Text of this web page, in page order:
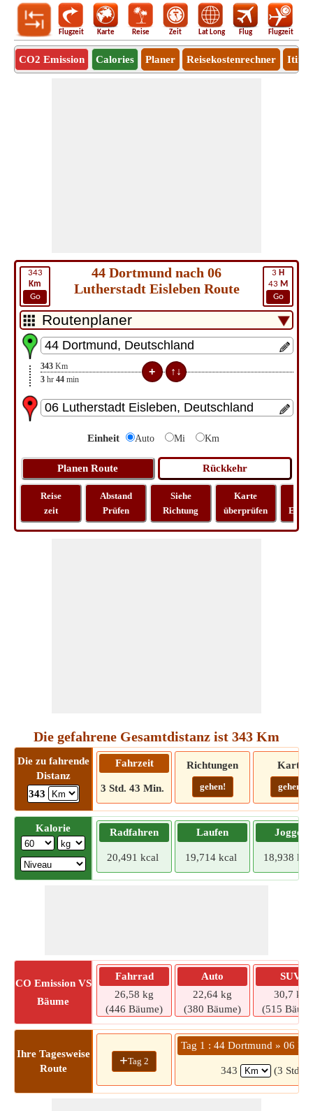
Flugzeit Karte Reise Zeit Lat Long Flug Flugzeit
CO2 Emission Calories Planer Reisekostenrechner
343
Km
Go
3 H
43 M
Go
44 Dortmund nach 06
Lutherstadt Eisleben Route
343 Km
3 hr 44 min
Einheit Auto Mi Km
Reise
zeit
Abstand
Prüfen
Siehe
Richtung
Karte
überprüfen
Die gefahrene Gesamtdistanz ist 343 Km
Die zu fahrende
Distanz
343
Fahrzeit
3 Std. 43 Min.
Richtungen
gehen!
Karte
gehen!
Kalorie Radfahren
20,491 kcal
Laufen
19,714 kcal
Joggen
18,938
CO Emission VS
Bäume
Fahrrad
26,58 kg
(446 Bäume)
Auto
22,64 kg
(380 Bäume)
SUV
30,7 kg
(515
Ihre Tagesweise
Route
+Tag 2
Tag 1 : 44 Dortmund » 06
343 (3 Std.